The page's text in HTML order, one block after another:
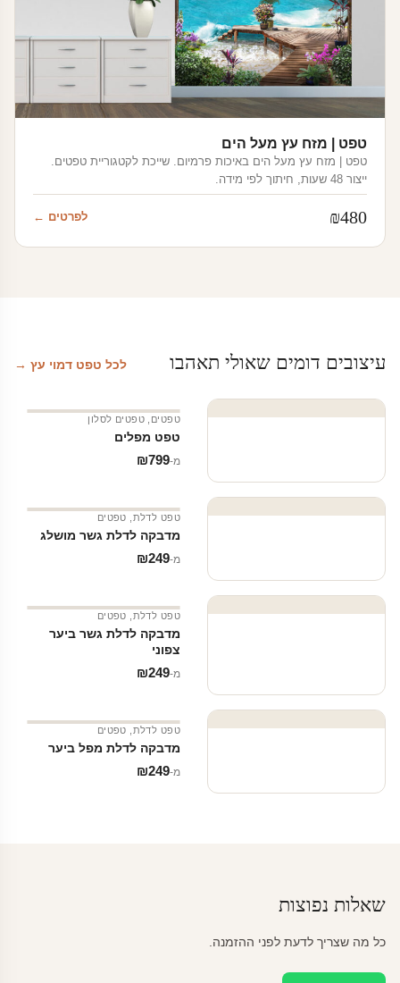
טפט | מזח עץ מעל הים
טפט | מזח עץ מעל הים באיכות פרמיום. שייכת לקטגוריית טפטים.
ייצור 48 שעות, חיתוך לפי מידה.
₪480 לפרטים ←
עיצובים דומים שאולי תאהבו לכל טפט דמוי עץ →
טפטים טפטים לסלון
טפט מפלים
מ‑ ₪799
טפט לדלת טפטים
מדבקה לדלת גשר מושלג
מ‑ ₪249
טפט לדלת טפטים
מדבקה לדלת גשר ביער
צפוני
מ‑ ₪249
טפט לדלת טפטים
מדבקה לדלת מפל ביער
מ‑ ₪249
שאלות נפוצות
כל מה שצריך לדעת לפני ההזמנה.